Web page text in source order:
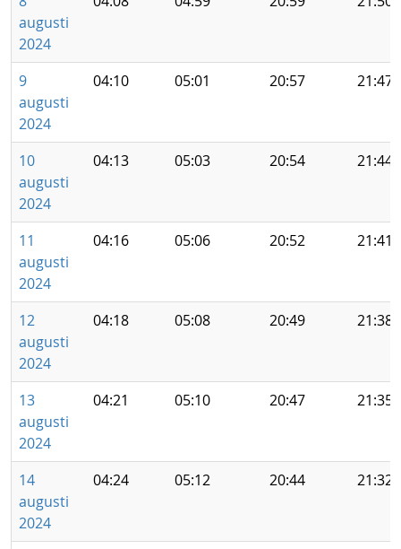
augusti
2024
9
augusti
2024
04:10 05:01 20:57 21:47
10
augusti
2024
04:13 05:03 20:54 21:44
11
augusti
2024
04:16 05:06 20:52 21:41
12
augusti
2024
04:18 05:08 20:49 21:38
13
augusti
2024
04:21 05:10 20:47 21:35
14
augusti
2024
04:24 05:12 20:44 21:32